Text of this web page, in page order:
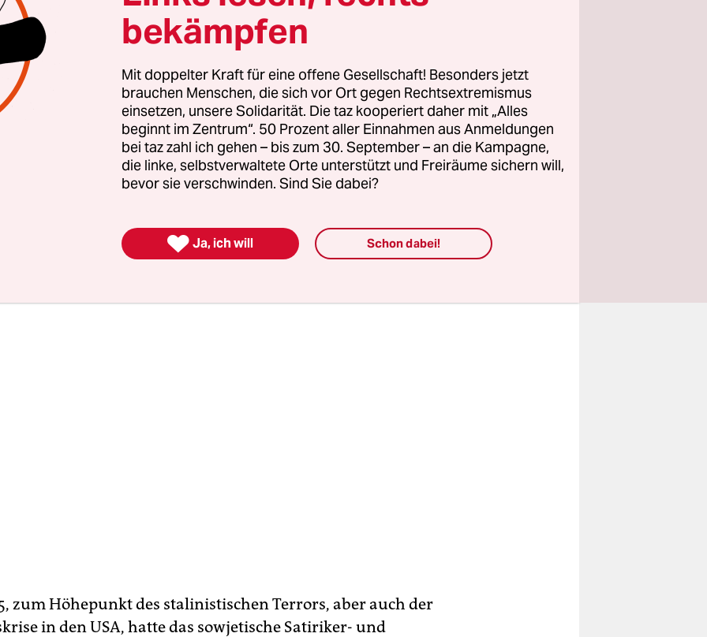
Felicitas Hoppe, die Fotografin Jana Müller und den
Alexej Meschtschanow bereiste rund 10.000 Meilen in
– die Grand Tour.
Reisen durch die USA haben unter europäischen
Tradition. Der Schweizer Fotograf Robert Frank etwa
einen alten Auto durch gut 48 Bundesstaaten, machte in
28.000 Fotos, von denen er 83 zu seinem Buch „Die
wie intuitiven Bildern die literarische Einführung –
eine poetische Mentalitätsstudie der USA der 50er-Jahre –
zum Höhepunkt des stalinistischen Terrors, aber auch der
in den USA, hatte das sowjetische Satiriker- und
bekämpfen
Mit doppelter Kraft für eine offene Gesellschaft! Besonders jetzt
brauchen Menschen, die sich vor Ort gegen Rechtsextremismus
einsetzen, unsere Solidarität. Die taz kooperiert daher mit „Alles
beginnt im Zentrum“. 50 Prozent aller Einnahmen aus Anmeldungen
bei taz zahl ich gehen – bis zum 30. September – an die Kampagne,
die linke, selbstverwaltete Orte unterstützt und Freiräume sichern will,
bevor sie verschwinden. Sind Sie dabei?
 Ja, ich will Schon dabei!